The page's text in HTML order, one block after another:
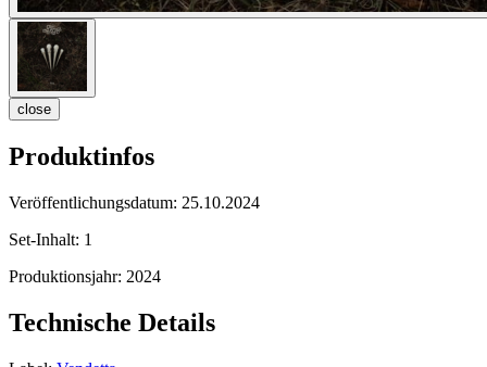
close
Produktinfos
Veröffentlichungsdatum: 25.10.2024
Set-Inhalt: 1
Produktionsjahr: 2024
Technische Details